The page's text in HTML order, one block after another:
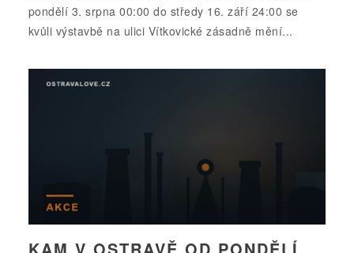
pondělí 3. srpna 00:00 do středy 16. září 24:00 se
kvůli výstavbě na ulici Vítkovické zásadně mění...